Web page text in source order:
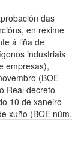
das
en réxime
á liña de
industriais
empresas),
(BOE
Real decreto
10 de xaneiro
xuño (BOE núm.